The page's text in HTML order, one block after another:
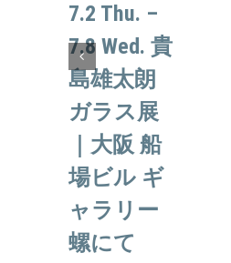
7.2 Thu. –
7.8 Wed. 貴
島雄太朗
ガラス展
｜大阪 船
場ビル ギ
ャラリー
螺にて